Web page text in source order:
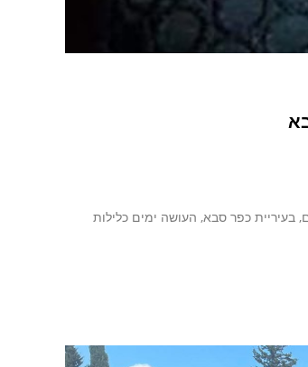
בעיריית כפר סבא, העושה ימים כלילות